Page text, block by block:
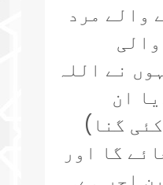
والے مرد
نے اللہ
ان
گنا)
گا اور
اجر ہے۔